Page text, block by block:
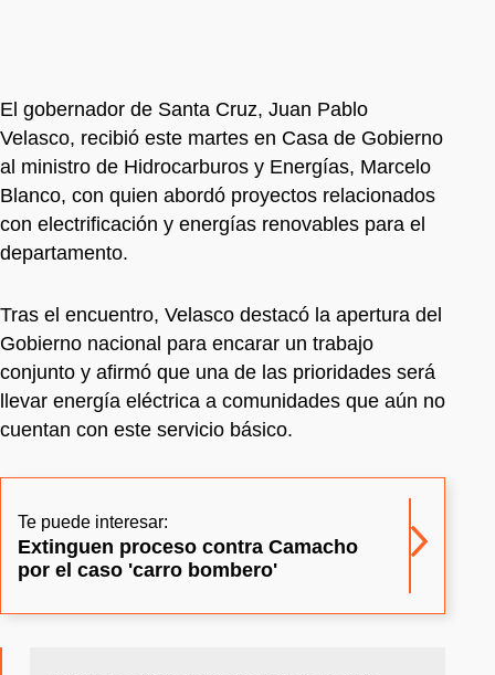
El gobernador de Santa Cruz, Juan Pablo
Velasco, recibió este martes en Casa de Gobierno
al ministro de Hidrocarburos y Energías, Marcelo
Blanco, con quien abordó proyectos relacionados
con electrificación y energías renovables para el
departamento.
Tras el encuentro, Velasco destacó la apertura del
Gobierno nacional para encarar un trabajo
conjunto y afirmó que una de las prioridades será
llevar energía eléctrica a comunidades que aún no
cuentan con este servicio básico.
Te puede interesar:
Extinguen proceso contra Camacho
por el caso 'carro bombero'